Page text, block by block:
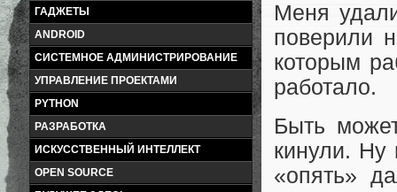
ГАДЖЕТЫ
ANDROID
СИСТЕМНОЕ АДМИНИСТРИРОВАНИЕ
УПРАВЛЕНИЕ ПРОЕКТАМИ
PYTHON
РАЗРАБОТКА
ИСКУССТВЕННЫЙ ИНТЕЛЛЕКТ
OPEN SOURCE
Меня
поверили
которым
работало.
Быть
кинули.
«опять»